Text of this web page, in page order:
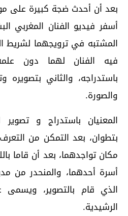
بعد أن أحدث ضجة كبيرة على
أسفر فيديو الفنان المغربي
المشتبه في ترويجهما لشريط
فيه الفنان لهما دون
باستدراجه، والثاني بتصويره
والصورة.
المعنيان باستدراج و
بتطوان، بعد التمكن من
مكان تواجدهما، بعد أن قاما
أسرة أحدهما، والمنحدر من
الذي قام بالتصوير، ويسمى
الرشيدية.